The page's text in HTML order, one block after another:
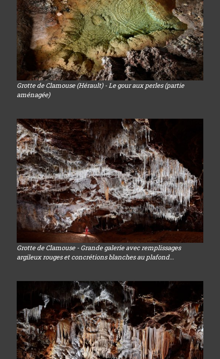
Grotte de Clamouse (Hérault) - Le gour aux perles (partie
aménagée)
Grotte de Clamouse - Grande galerie avec remplissages
argileux rouges et concrétions blanches au plafond...